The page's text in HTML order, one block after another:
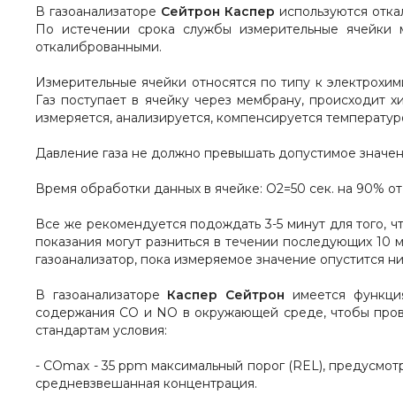
В газоанализаторе Сейтрон Каспер используются
По истечении срока службы измерительные ячейки
откалиброванными.
Измерительные ячейки относятся по типу к
Газ поступает в ячейку через мембрану, происходит
измеряется, анализируется, компенсируется
Давление газа не должно превышать допустимое
Время обработки данных в ячейке: О2=50 сек. на 90%
Все же рекомендуется подождать 3-5 минут для того,
показания могут разниться в течении последующих
газоанализатор, пока измеряемое значение опустится
В газоанализаторе Каспер Сейтрон имеется
содержания СО и NO в окружающей среде, чтобы
стандартам условия:
- СОmaх - 35 ppm максимальный порог (REL),
средневзвешанная концентрация.